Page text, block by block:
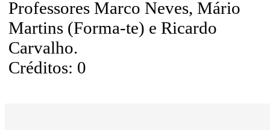
Professores Marco Neves, Mário
Martins (Forma-te) e Ricardo
Carvalho.
Créditos: 0